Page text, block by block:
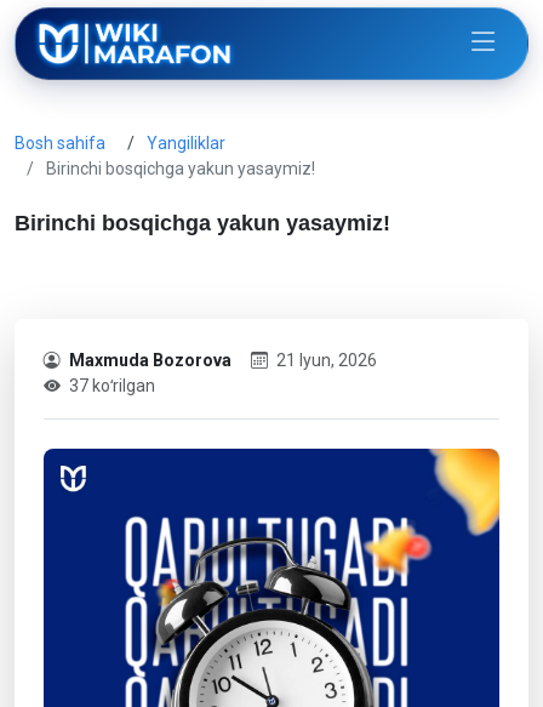
Bosh sahifa
Yangiliklar
Birinchi bosqichga yakun yasaymiz!
Birinchi bosqichga yakun yasaymiz!
Maxmuda Bozorova
21 Iyun, 2026
37 koʻrilgan